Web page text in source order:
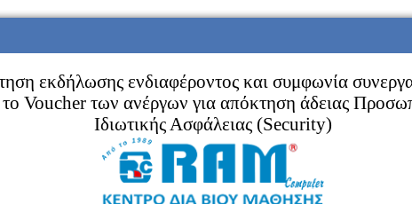
εκδήλωσης ενδιαφέροντος και συμφωνία
το Voucher των ανέργων για απόκτηση άδειας
Ιδιωτικής Ασφάλειας (Security)